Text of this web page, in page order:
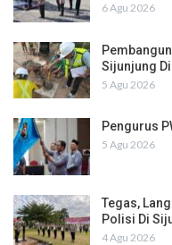
6 Agu 2026
Sijunjung
5 Agu 2026
Pengurus
5 Agu 2026
Tegas,
Polisi Di
4 Agu 2026